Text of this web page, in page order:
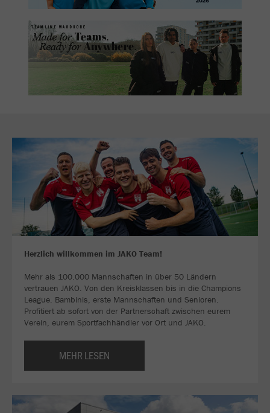
Herzlich willkommen im JAKO Team!
Mehr als 100.000 Mannschaften in über 50 Ländern
vertrauen JAKO. Von den Kreisklassen bis in die Champions
League. Bambinis, erste Mannschaften und Senioren.
Profitiert ab sofort von der Partnerschaft zwischen eurem
Verein, eurem Sportfachhändler vor Ort und JAKO.
MEHR LESEN